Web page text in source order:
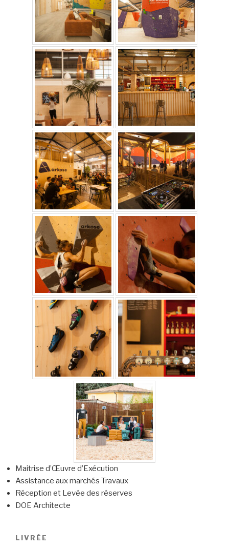
Maitrise d’Œuvre d’Exécution
Assistance aux marchés Travaux
Réception et Levée des réserves
DOE Architecte
LIVRÉE